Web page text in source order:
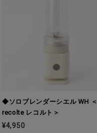
◆ソロブレンダーシエル WH ＜
recolte レコルト＞
¥4,950